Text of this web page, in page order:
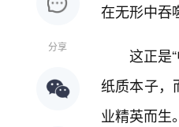
分享
在无形中吞
这正是
纸质本子，
业精英而生。